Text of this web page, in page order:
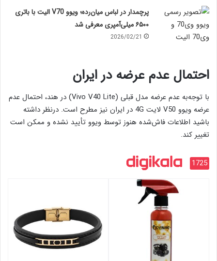
پرچمدار در لباس میان‌رده؛ ویوو V70 الیت با باتری
۶۵۰۰ میلی‌آمپری معرفی شد
2026/02/21
احتمال عدم عرضه در ایران
با توجه‌به عدم عرضه مدل قبلی (Vivo V40 Lite) در هند، احتمال عدم
عرضه ویوو V50 لایت 4G در ایران نیز مطرح است. درنظر داشته
باشید اطلاعات فاش‌شده هنوز توسط ویوو تأیید نشده و ممکن است
تغییر کند.
1725